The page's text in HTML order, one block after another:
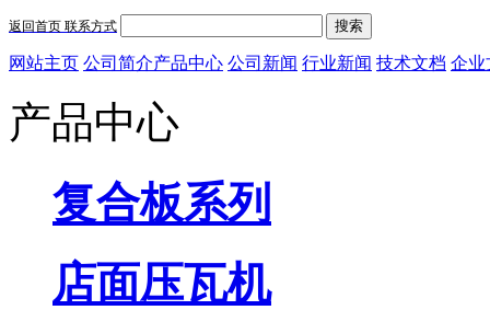
返回首页 联系方式 搜索
网站主页 公司简介产品中心 公司新闻 行业新闻 技术文档 企业
产品中心
复合板系列
店面压瓦机